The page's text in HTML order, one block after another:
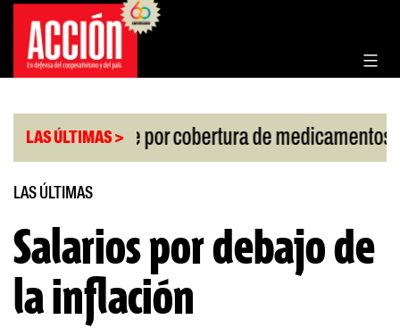
Saltar
contenido
LAS ÚLTIMAS >
de la Corte por cobertura de medicamentos |
LAS ÚLTIMAS
Salarios por debajo de
la inflación